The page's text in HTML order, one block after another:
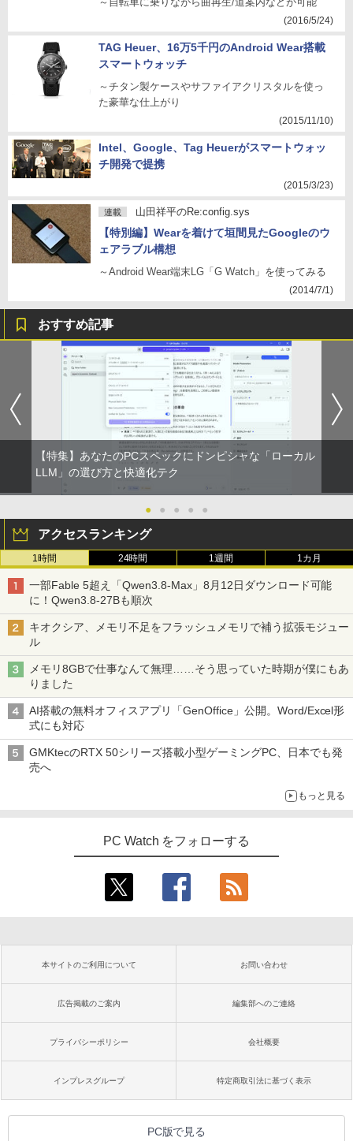
(2016/5/24)
TAG Heuer、16万5千円のAndroid Wear搭載
スマートウォッチ
～チタン製ケースやサファイアクリスタルを使っ
た豪華な仕上がり
(2015/11/10)
Intel、Google、Tag Heuerがスマートウォッ
チ開発で提携
(2015/3/23)
連載 山田祥平のRe:config.sys
【特別編】Wearを着けて垣間見たGoogleのウ
ェアラブル構想
～Android Wear端末LG「G Watch」を使ってみる
(2014/7/1)
おすすめ記事
【特集】あなたのPCスペックにドンピシャな「ローカル
LLM」の選び方と快適化テク
● ● ● ● ●
アクセスランキング
1時間 24時間 1週間 1カ月
一部Fable 5超え「Qwen3.8-Max」8月12日ダウンロード可能
に！Qwen3.8-27Bも順次
キオクシア、メモリ不足をフラッシュメモリで補う拡張モジュー
ル
メモリ8GBで仕事なんて無理……そう思っていた時期が僕にもあ
りました
AI搭載の無料オフィスアプリ「GenOffice」公開。Word/Excel形
式にも対応
GMKtecのRTX 50シリーズ搭載小型ゲーミングPC、日本でも発
売へ
もっと見る
PC Watch をフォローする
本サイトのご利用について お問い合わせ
広告掲載のご案内 編集部へのご連絡
プライバシーポリシー 会社概要
インプレスグループ 特定商取引法に基づく表示
PC版で見る